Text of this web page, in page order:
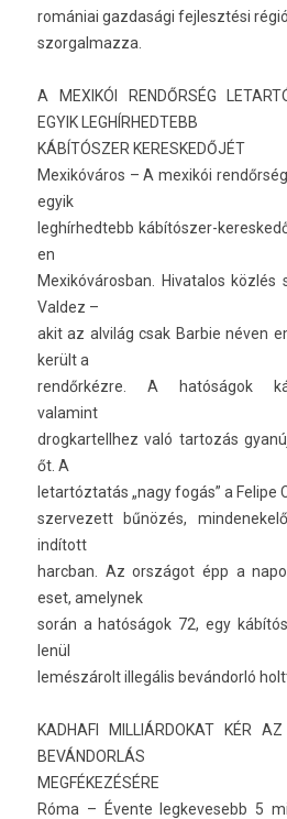
romániai gaz­dasági fej­lesztési
szor­galmaz­za.
A MEXIKÓI RENDŐRSÉG
EGYIK LEG­HÍRHED­TEBB
KÁBÍTÓSZER KERES­KEDŐJÉT
Mexikóváros – A mexikói
egyik
leg­hírhed­tebb kábítószer-
en
Mexikóváros­ban. Hivatalos
Val­dez –
akit az alvilág csak Bar­bie néven
került a
rendőrkézre. A hatóságok
valamint
drog­kartellhez való tar­tozás
őt. A
letar­tóztatás „nagy fogás” a Felipe
szer­vezett bűnözés,
indított
harcban. Az országot épp a
eset, amelynek
során a hatóságok 72, egy
lenül
lemészárolt illegális bevándorló
KAD­HAFI MIL­LIÁR­DOKAT KÉR
BEVÁNDORLÁS
MEGFÉKEZÉSÉRE
Róma – Évente leg­kevesebb 5